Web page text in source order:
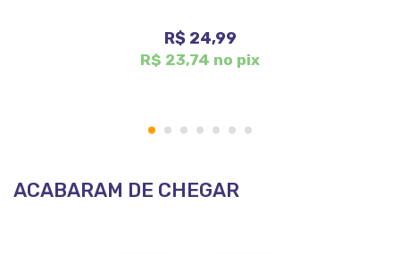
R$ 24,99
R$ 23,74 no pix
1 2 3 4 5 6 7
ACABARAM DE CHEGAR